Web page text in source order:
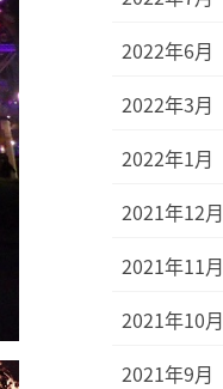
2022年6月
2022年3月
2022年1月
2021年12月
2021年11月
2021年10月
2021年9月